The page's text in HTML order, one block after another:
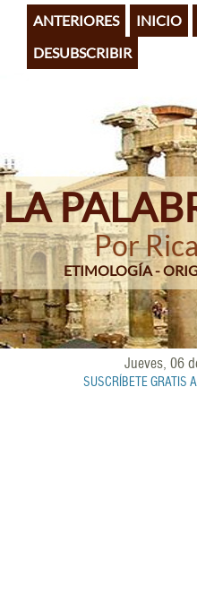
Pasar
contenido
principal
ANTERIORES INICIO
DESUBSCRIBIR
LA
Por
ETIMOLOGÍA -
Jueves, 06
SUSCRÍBETE GRATIS